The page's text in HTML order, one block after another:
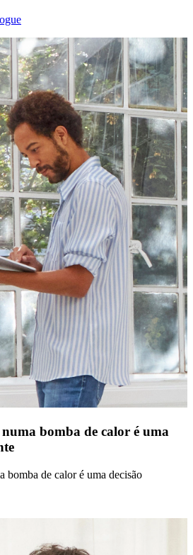
bomba de calor é uma
bomba de calor é uma decisão